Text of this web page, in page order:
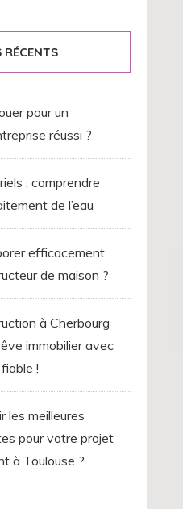
RÉCENTS
pour un
réussi ?
: comprendre
de l’eau
efficacement
de maison ?
à Cherbourg
immobilier avec
!
les meilleures
pour votre projet
à Toulouse ?